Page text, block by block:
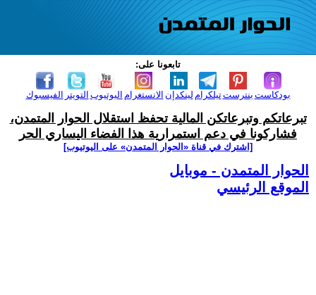
تابعونا على:
الفيسبوك التويتر اليوتيوب الانستغرام لينكدإن تيلكرامبنترست بودكاست
تبرعاتكم وتبرعاتكن المالية تحفظ استقلال الحوار المتمدن،
فشاركونا في دعم استمرارية هذا الفضاء اليساري الحر
[اشترك في قناة ‫«الحوار المتمدن» على اليوتيوب]
الحوار المتمدن - موبايل
الموقع الرئيسي